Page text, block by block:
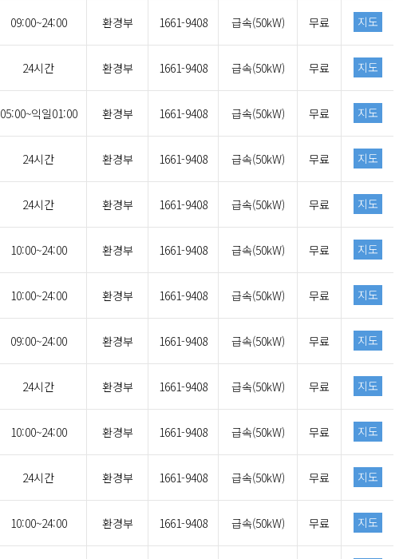
09:00~24:00 환경부 1661-9408 급속(50kW) 무료 지도
24시간 환경부 1661-9408 급속(50kW) 무료 지도
05:00~익일01:00 환경부 1661-9408 급속(50kW) 무료 지도
24시간 환경부 1661-9408 급속(50kW) 무료 지도
24시간 환경부 1661-9408 급속(50kW) 무료 지도
10:00~24:00 환경부 1661-9408 급속(50kW) 무료 지도
10:00~24:00 환경부 1661-9408 급속(50kW) 무료 지도
09:00~24:00 환경부 1661-9408 급속(50kW) 무료 지도
24시간 환경부 1661-9408 급속(50kW) 무료 지도
10:00~24:00 환경부 1661-9408 급속(50kW) 무료 지도
24시간 환경부 1661-9408 급속(50kW) 무료 지도
10:00~24:00 환경부 1661-9408 급속(50kW) 무료 지도